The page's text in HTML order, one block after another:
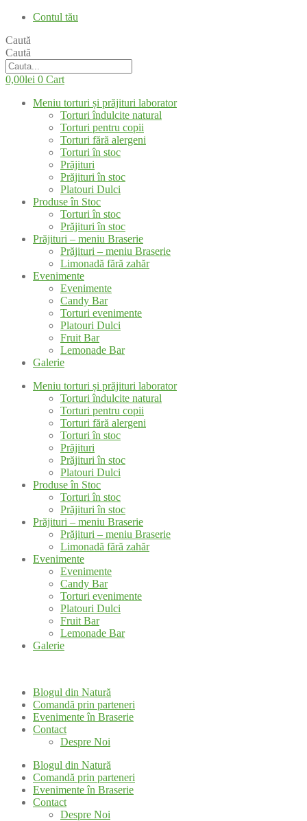
Contul tău
Caută
Caută
0,00lei 0 Cart
Meniu torturi și prăjituri laborator
Torturi îndulcite natural
Torturi pentru copii
Torturi fără alergeni
Torturi în stoc
Prăjituri
Prăjituri în stoc
Platouri Dulci
Produse în Stoc
Torturi în stoc
Prăjituri în stoc
Prăjituri – meniu Braserie
Prăjituri – meniu Braserie
Limonadă fără zahăr
Evenimente
Evenimente
Candy Bar
Torturi evenimente
Platouri Dulci
Fruit Bar
Lemonade Bar
Galerie
Meniu torturi și prăjituri laborator
Torturi îndulcite natural
Torturi pentru copii
Torturi fără alergeni
Torturi în stoc
Prăjituri
Prăjituri în stoc
Platouri Dulci
Produse în Stoc
Torturi în stoc
Prăjituri în stoc
Prăjituri – meniu Braserie
Prăjituri – meniu Braserie
Limonadă fără zahăr
Evenimente
Evenimente
Candy Bar
Torturi evenimente
Platouri Dulci
Fruit Bar
Lemonade Bar
Galerie
Blogul din Natură
Comandă prin parteneri
Evenimente în Braserie
Contact
Despre Noi
Blogul din Natură
Comandă prin parteneri
Evenimente în Braserie
Contact
Despre Noi